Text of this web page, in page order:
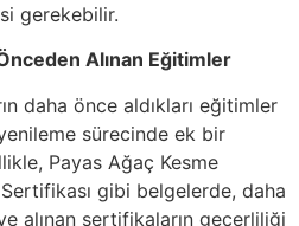
gerekebilir.
Alınan Eğitimler
daha önce aldıkları eğitimler
sürecinde ek bir
Payas Ağaç Kesme
gibi belgelerde, daha
alınan sertifikaların geçerliliği